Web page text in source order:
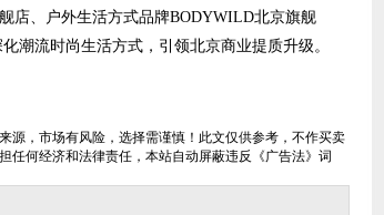
店、户外生活方式品牌BODYWILD北京旗舰
潮流时尚生活方式，引领北京商业提质升级。
源，市场有风险，选择需谨慎！此文仅供参考，不作买卖
任何经济和法律责任，本站自动屏蔽违反《广告法》词